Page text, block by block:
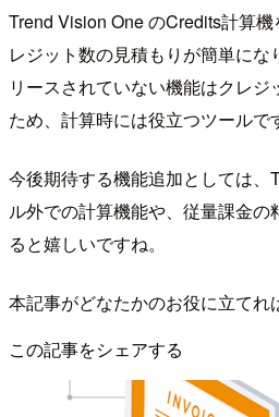
Trend Vision One のCredits計算
レジット数の見積もりが簡単にな
リースされていない機能はクレ
ため、計算時には役立つツールで
今後期待する機能追加としては、
ル外での計算機能や、従量課金
ると嬉しいですね。
本記事がどなたかのお役に立てれ
この記事をシェアする